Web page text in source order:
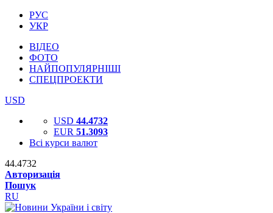
РУС
УКР
ВІДЕО
ФОТО
НАЙПОПУЛЯРНІШІ
СПЕЦПРОЕКТИ
USD
USD 44.4732
EUR 51.3093
Всі курси валют
44.4732
Авторизація
Пошук
RU